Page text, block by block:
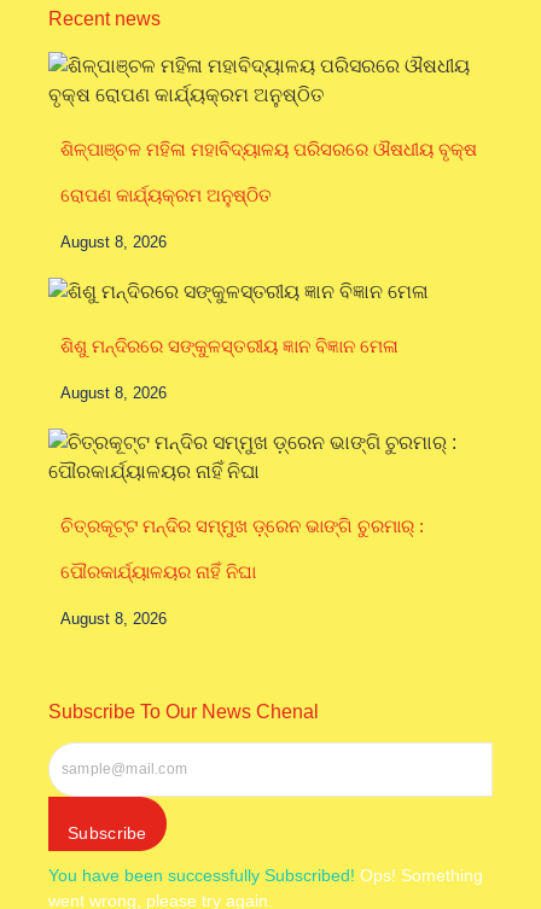
Recent news
ଶିଳ୍ପାଞ୍ଚଳ ମହିଳା ମହାବିଦ୍ୟାଳୟ ପରିସରରେ ଔଷଧୀୟ ବୃକ୍ଷ
ରୋପଣ କାର୍ଯ୍ୟକ୍ରମ ଅନୁଷ୍ଠିତ
August 8, 2026
ଶିଶୁ ମନ୍ଦିରରେ ସଙ୍କୁଳସ୍ତରୀୟ ଜ୍ଞାନ ବିଜ୍ଞାନ ମେଳା
August 8, 2026
ଚିତ୍ରକୂଟ୍ଟ ମନ୍ଦିର ସମ୍ମୁଖ ଡ଼୍ରେନ ଭାଙ୍ଗି ଚୁରମାର୍ :
ପୌରକାର୍ଯ୍ୟାଳୟର ନାହିଁ ନିଘା
August 8, 2026
Subscribe To Our News Chenal
Subscribe
You have been successfully Subscribed! Ops! Something
went wrong, please try again.